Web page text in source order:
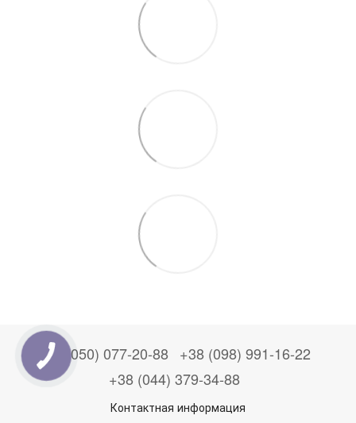
+38 (050) 077-20-88 +38 (098) 991-16-22
+38 (044) 379-34-88
Контактная информация